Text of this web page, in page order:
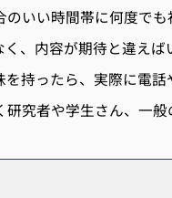
のいい時間帯に何度でも
、内容が期待と違え
持ったら、実際に電
究者や学生さん、一